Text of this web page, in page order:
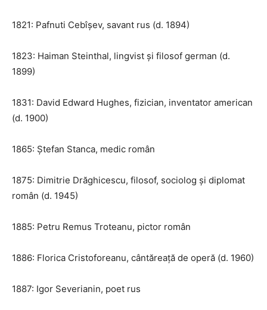
1821: Pafnuti Cebîșev, savant rus (d. 1894)
1823: Haiman Steinthal, lingvist și filosof german (d.
1899)
1831: David Edward Hughes, fizician, inventator american
(d. 1900)
1865: Ștefan Stanca, medic român
1875: Dimitrie Drăghicescu, filosof, sociolog și diplomat
român (d. 1945)
1885: Petru Remus Troteanu, pictor român
1886: Florica Cristoforeanu, cântăreață de operă (d. 1960)
1887: Igor Severianin, poet rus